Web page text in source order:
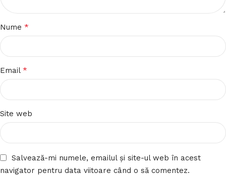
Nume *
Email *
Site web
Salvează-mi numele, emailul și site-ul web în acest
navigator pentru data viitoare când o să comentez.